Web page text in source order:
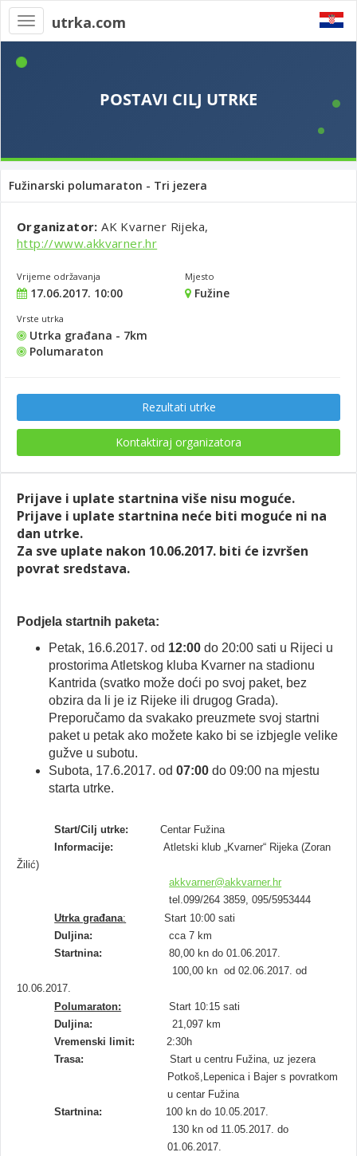
Toggle
navigation
utrka.com
Fužinarski polumaraton - Tri jezera
Organizator:AK Kvarner Rijeka,
http://www.akkvarner.hr
Vrijeme održavanja
17.06.2017. 10:00
Mjesto
Fužine
Vrste utrka
Utrka građana - 7km
Polumaraton
Rezultati utrke
Kontaktiraj organizatora
Prijave i uplate startnina više nisu moguće.
Prijave i uplate startnina neće biti moguće ni na
dan utrke.
Za sve uplate nakon 10.06.2017. biti će izvršen
povrat sredstava.
Podjela startnih paketa:
Petak, 16.6.2017. od 12:00 do 20:00 sati u Rijeci u
prostorima Atletskog kluba Kvarner na stadionu
Kantrida (svatko može doći po svoj paket, bez
obzira da li je iz Rijeke ili drugog Grada).
Preporučamo da svakako preuzmete svoj startni
paket u petak ako možete kako bi se izbjegle velike
gužve u subotu.
Subota, 17.6.2017. od 07:00 do 09:00 na mjestu
starta utrke.
Start/Cilj utrke: Centar Fužina
Informacije: Atletski klub „Kvarner“ Rijeka (Zoran
Žilić)
akkvarner@akkvarner.hr
tel.099/264 3859, 095/5953444
Utrka građana: Start 10:00 sati
Duljina:
cca 7 km
Startnina: 80,00 kn do 01.06.2017.
100,00 kn od 02.06.2017. od
10.06.2017.
Polumaraton: Start 10:15 sati
Duljina:
21,097 km
Vremenski limit:2:30h
Trasa: Start u centru Fužina, uz jezera
Potkoš,Lepenica i Bajer s povratkom
u centar Fužina
Startnina: 100 kn do 10.05.2017.
130 kn od 11.05.2017. do
01.06.2017.